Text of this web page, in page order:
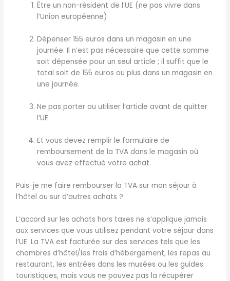
Être un non-résident de l’UE (ne pas vivre dans
l’Union européenne)
Dépenser 155 euros dans un magasin en une
journée. Il n’est pas nécessaire que cette somme
soit dépensée pour un seul article ; il suffit que le
total soit de 155 euros ou plus dans un magasin en
une journée.
Ne pas porter ou utiliser l’article avant de quitter
l’UE.
Et vous devez remplir le formulaire de
remboursement de la TVA dans le magasin où
vous avez effectué votre achat.
Puis-je me faire rembourser la TVA sur mon séjour à
l’hôtel ou sur d’autres achats ?
L’accord sur les achats hors taxes ne s’applique jamais
aux services que vous utilisez pendant votre séjour dans
l’UE. La TVA est facturée sur des services tels que les
chambres d’hôtel/les frais d’hébergement, les repas au
restaurant, les entrées dans les musées ou les guides
touristiques, mais vous ne pouvez pas la récupérer